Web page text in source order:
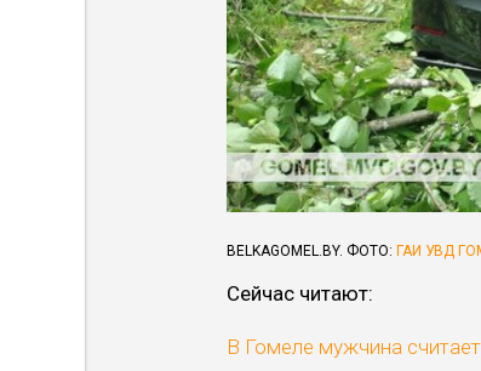
BELKAGOMEL.BY. ФОТО: ГАИ УВД
Сейчас читают:
В Гомеле мужчина